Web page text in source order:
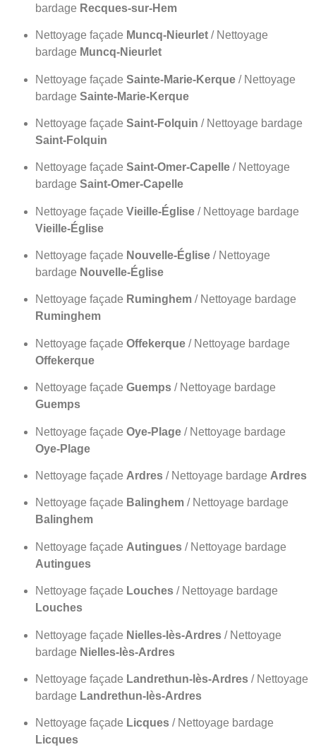
bardage Recques-sur-Hem
Nettoyage façade Muncq-Nieurlet / Nettoyage
bardage Muncq-Nieurlet
Nettoyage façade Sainte-Marie-Kerque / Nettoyage
bardage Sainte-Marie-Kerque
Nettoyage façade Saint-Folquin / Nettoyage bardage
Saint-Folquin
Nettoyage façade Saint-Omer-Capelle / Nettoyage
bardage Saint-Omer-Capelle
Nettoyage façade Vieille-Église / Nettoyage bardage
Vieille-Église
Nettoyage façade Nouvelle-Église / Nettoyage
bardage Nouvelle-Église
Nettoyage façade Ruminghem / Nettoyage bardage
Ruminghem
Nettoyage façade Offekerque / Nettoyage bardage
Offekerque
Nettoyage façade Guemps / Nettoyage bardage
Guemps
Nettoyage façade Oye-Plage / Nettoyage bardage
Oye-Plage
Nettoyage façade Ardres / Nettoyage bardage Ardres
Nettoyage façade Balinghem / Nettoyage bardage
Balinghem
Nettoyage façade Autingues / Nettoyage bardage
Autingues
Nettoyage façade Louches / Nettoyage bardage
Louches
Nettoyage façade Nielles-lès-Ardres / Nettoyage
bardage Nielles-lès-Ardres
Nettoyage façade Landrethun-lès-Ardres / Nettoyage
bardage Landrethun-lès-Ardres
Nettoyage façade Licques / Nettoyage bardage
Licques